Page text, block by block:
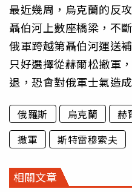
最近幾周，烏克蘭的反
聶伯河上數座橋梁，不
俄軍跨越第聶伯河運送
只好選擇從赫爾松撤軍
退，恐會對俄軍士氣造
俄羅斯 烏克蘭 赫
撤軍
斯特雷穆索夫
相關文章